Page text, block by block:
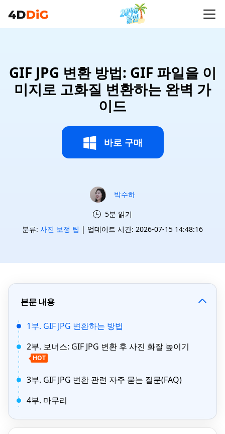
GIF JPG 변환 방법: GIF 파일을 이
미지로 고화질 변환하는 완벽 가
이드
바로 구매
박수하
5분 읽기
분류: 사진 보정 팁 | 업데이트 시간: 2026-07-15 14:48:16
본문 내용
1부. GIF JPG 변환하는 방법
2부. 보너스: GIF JPG 변환 후 사진 화잘 높이기
HOT
3부. GIF JPG 변환 관련 자주 묻는 질문(FAQ)
4부. 마무리